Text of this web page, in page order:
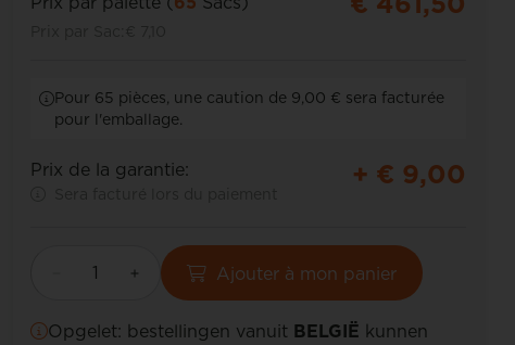
Pour 65 pièces, une caution de 9,00 € sera facturée
pour l'emballage.
Prix de la garantie: + € 9,00
Ajouter à mon panier
Opgelet: bestellingen vanuit BELGIË kunnen